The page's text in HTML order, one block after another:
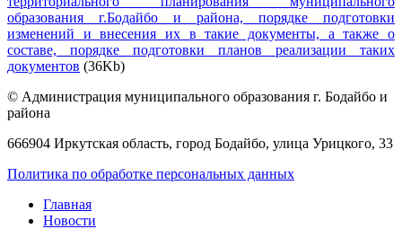
образования г.Бодайбо и района, порядке подготовки
изменений и внесения их в такие документы, а также о
составе, порядке подготовки планов реализации таких
документов (36Kb)
© Администрация муниципального образования г. Бодайбо и
района
666904 Иркутская область, город Бодайбо, улица Урицкого, 33
Политика по обработке персональных данных
Главная
Новости